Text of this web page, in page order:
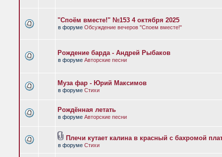
"Споём вместе!" №153 4 октября 2025
в форуме Обсуждение вечеров "Споем вместе!"
Рождение барда - Андрей Рыбаков
в форуме Авторские песни
Муза фар - Юрий Максимов
в форуме Стихи
Рождённая летать
в форуме Авторские песни
Плечи кутает калина в красный с бахромой
в форуме Стихи